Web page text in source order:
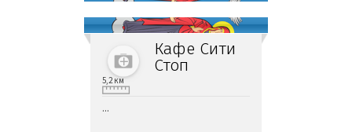
Кафе Сити
Стоп
5,2 км
...